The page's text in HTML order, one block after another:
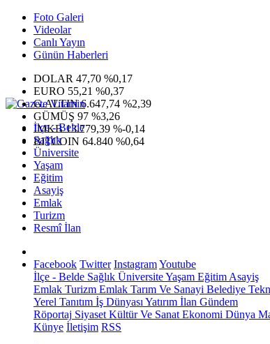
Foto Galeri
Videolar
Canlı Yayın
Günün Haberleri
DOLAR 47,70 %0,17
EURO 55,21 %0,37
G.ALTIN6.647,74 %2,39
GÜMÜŞ 97 %3,26
IMKB13.779,39 %-0,14
BITCOIN 64.840 %0,64
İlçe - Belde
Sağlık
Üniversite
Yaşam
Eğitim
Asayiş
Emlak
Turizm
Resmî İlan
Facebook Twitter InstagramYoutube
İlçe - Belde Sağlık ÜniversiteYaşam Eğitim Asayiş
Emlak Turizm Emlak Tarım Ve Sanayi Belediye
Yerel Tanıtım İş Dünyası Yatırım İlan Gündem
Röportaj Siyaset Kültür Ve Sanat Ekonomi Dünya
Künye İletişim RSS